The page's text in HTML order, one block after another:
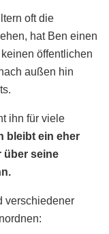
oft die
hat Ben einen
öffentlichen
außen hin
ihn für viele
bleibt ein eher
über seine
verschiedener